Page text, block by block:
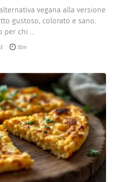
vegana alla versione
gustoso, colorato e sano.
per chi ...
30m